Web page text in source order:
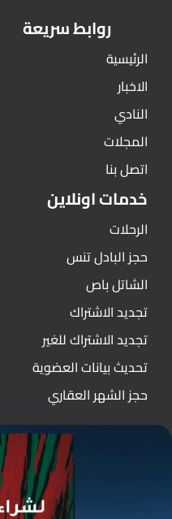
روابط سريعة
الرئيسية
الاخبار
النادي
المجلات
اتصل بنا
خدمات اونلاين
الرحلات
حجز البادل تنس
الشاتل باص
تجديد الاشتراك
تجديد الاشتراك للغير
تحديث بيانات العضوية
حجز الشهر العقاري